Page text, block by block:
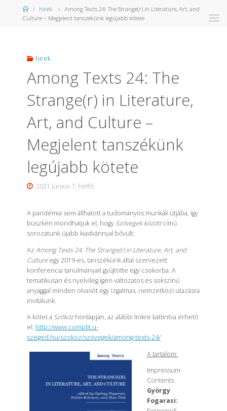
Kezdőlap
hirek
Among Texts 24: The Strange(r) in Literature, Art, and
Culture – Megjelent tanszékünk legújabb kötete
hirek
Among Texts 24: The
Strange(r) in Literature,
Art, and Culture –
Megjelent tanszékünk
legújabb kötete
2021 június 7, hétfő
A pandémia sem állhatott a tudományos munkák útjába, így
büszkén mondhatjuk el, hogy Szövegek közöttcímű
sorozatunk újabb kiadvánnyal bővült.
Az Among Texts 24: The Strange(r) in Literature, Art, and
Cultureegy 2019-es, tanszékünk által szervezett
konferencia tanulmányait gyűjtötte egy csokorba. A
tematikusan és nyelvileg igen változatos és sokszínű
anyaggal minden olvasót egy izgalmas, nemzetközi utazásra
invitálunk.
A kötet a Szóközhonlapján, az alábbi linkre kattintva érhető
el: http://www.complit.u-
szeged.hu/szokoz/szovegek/among-texts-24/
A tartalom:
Impressum
Contents
György
Fogarasi: